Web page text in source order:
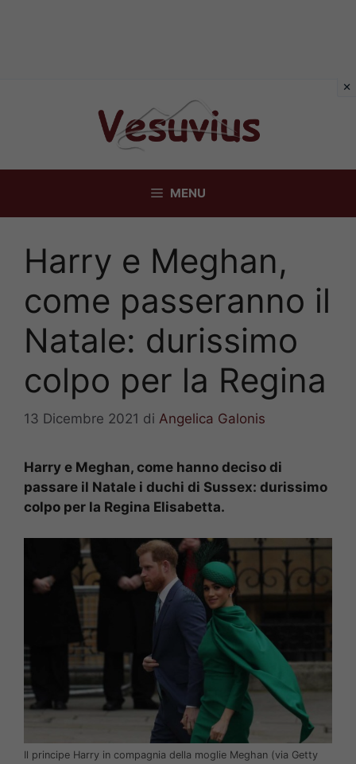
MENU
Harry e Meghan,
come passeranno il
Natale: durissimo
colpo per la Regina
13 Dicembre 2021 di Angelica Galonis
Harry e Meghan, come hanno deciso di
passare il Natale i duchi di Sussex: durissimo
colpo per la Regina Elisabetta.
Il principe Harry in compagnia della moglie Meghan (via Getty